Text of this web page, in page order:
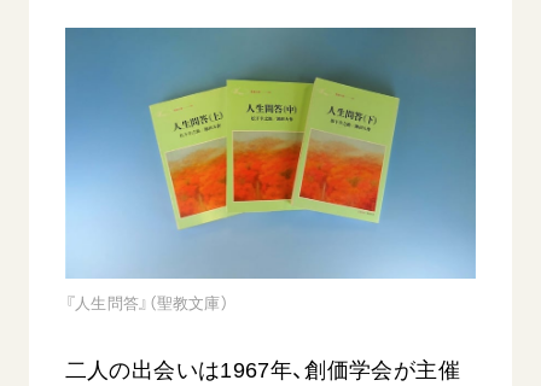
日蓮大聖人
初代会長・牧口常三郎先生
第2代会長・戸田城聖先生
第3代会長・池田大作先生
教育本部の活動
創価学会 社会憲章
会長・理事長・各部長の紹介
関連団体
座談会御書ｅ講義
小説『新・人間革命』『人間革命』要旨
創価学会総本部
墓地公園・納骨堂
聖教ブックストア
soka youth media
『人生問答』（聖教文庫）
二人の出会いは1967年、創価学会が主催